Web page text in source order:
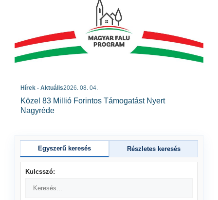
Hírek - Aktuális2026. 08. 04.
Közel 83 Millió Forintos Támogatást Nyert
Nagyréde
Egyszerű keresés Részletes keresés
Kulcsszó: